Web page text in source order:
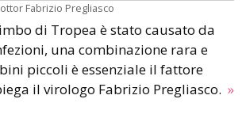
Fabrizio Pregliasco
di Tropea è stato causato da
una combinazione rara e
piccoli è essenziale il fattore
il virologo Fabrizio Pregliasco. »